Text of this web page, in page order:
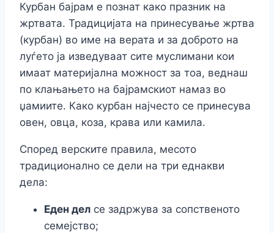
Курбан бајрам е познат како празник на
жртвата. Традицијата на принесување жртва
(курбан) во име на верата и за доброто на
луѓето ја изведуваат сите муслимани кои
имаат материјална можност за тоа, веднаш
по клањањето на бајрамскиот намаз во
џамиите. Како курбан најчесто се принесува
овен, овца, коза, крава или камила.
Според верските правила, месото
традиционално се дели на три еднакви
дела:
Еден дел се задржува за сопственото
семејство;